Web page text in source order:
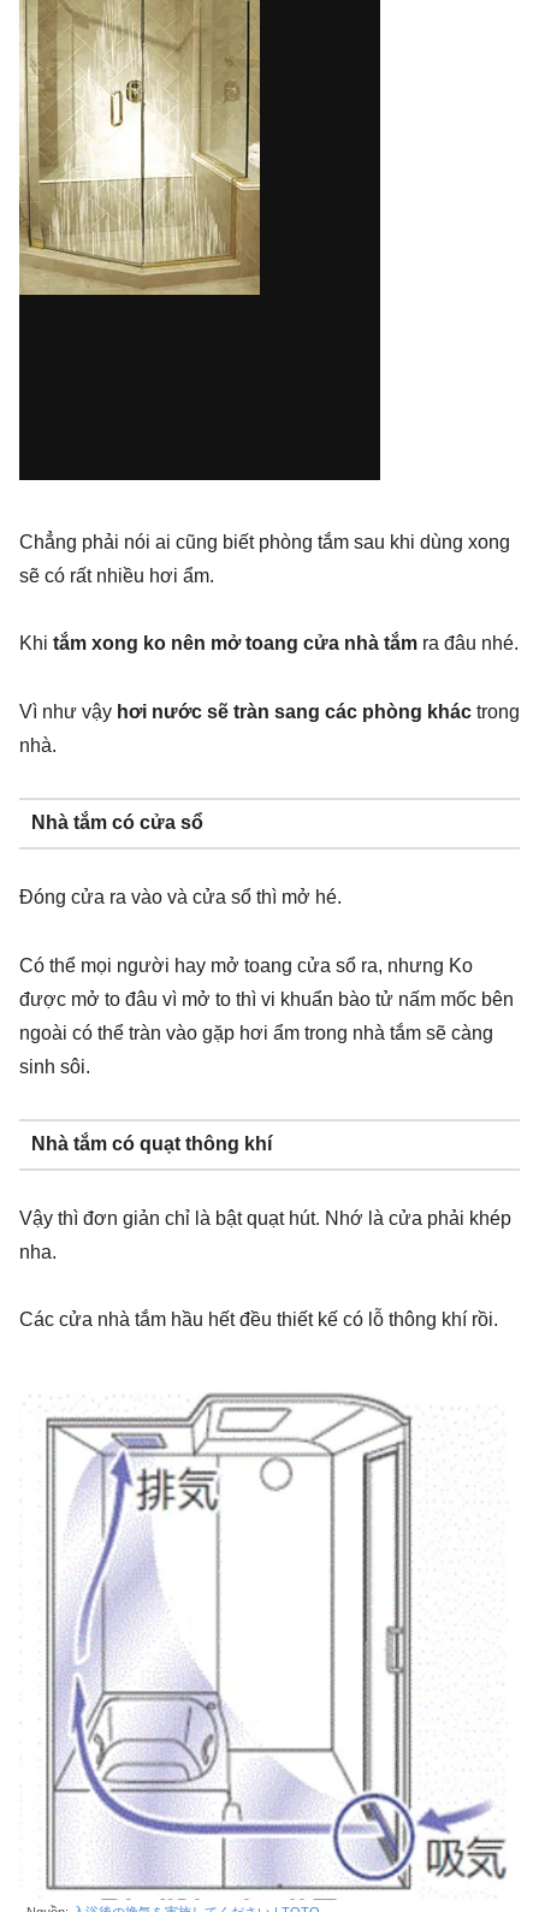
Chẳng phải nói ai cũng biết phòng tắm sau khi dùng xong
sẽ có rất nhiều hơi ẩm.
Khi tắm xong ko nên mở toang cửa nhà tắm ra đâu nhé.
Vì như vậy hơi nước sẽ tràn sang các phòng khác trong
nhà.
Nhà tắm có cửa sổ
Đóng cửa ra vào và cửa sổ thì mở hé.
Có thể mọi người hay mở toang cửa sổ ra, nhưng Ko
được mở to đâu vì mở to thì vi khuẩn bào tử nấm mốc bên
ngoài có thể tràn vào gặp hơi ẩm trong nhà tắm sẽ càng
sinh sôi.
Nhà tắm có quạt thông khí
Vậy thì đơn giản chỉ là bật quạt hút. Nhớ là cửa phải khép
nha.
Các cửa nhà tắm hầu hết đều thiết kế có lỗ thông khí rồi.